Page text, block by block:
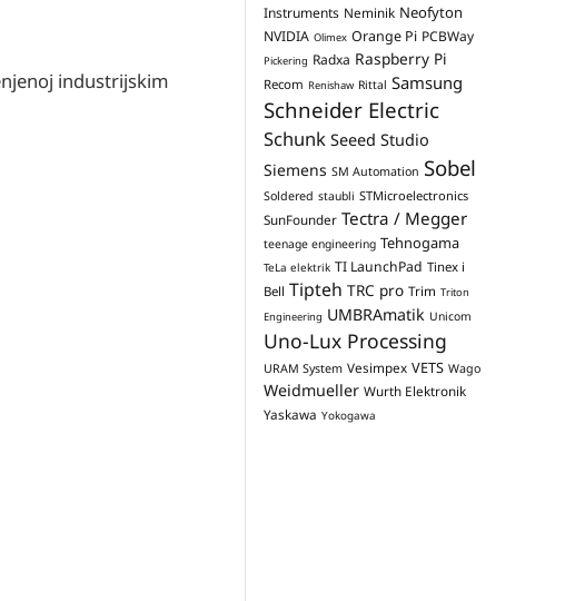
industrijskim
Instruments Neminik Neofyton
NVIDIA Olimex Orange Pi PCBWay
Pickering Radxa Raspberry Pi
Recom Renishaw Rittal Samsung
Schneider Electric
Schunk Seeed Studio
Siemens SM Automation Sobel
Soldered staubli STMicroelectronics
SunFounder Tectra / Megger
teenage engineering Tehnogama
TeLa elektrik TI LaunchPad Tinex i
Bell Tipteh TRC pro Trim Triton
Engineering UMBRAmatik Unicom
Uno-Lux Processing
URAM System Vesimpex VETS Wago
Weidmueller Wurth Elektronik
Yaskawa Yokogawa